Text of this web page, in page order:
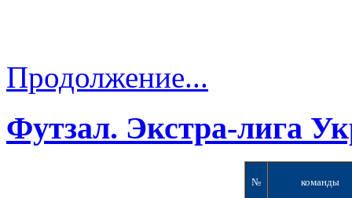
Продолжение...
Футзал. Экстра-лига
№ команды